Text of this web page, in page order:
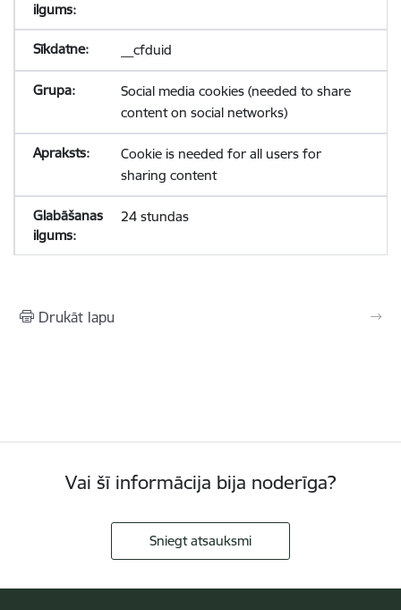
__cfduid
Social media cookies (needed to share
content on social networks)
Cookie is needed for all users for
sharing content
24 stundas
Drukāt lapu
Vai šī informācija bija noderīga?
Sniegt atsauksmi